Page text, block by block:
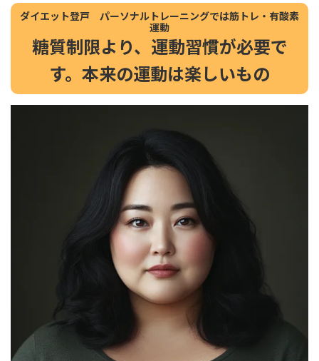
ダイエット登戸 パーソナルトレーニングでは筋トレ・有酸素
運動
糖質制限より、運動習慣が必要で
す。本来の運動は楽しいもの